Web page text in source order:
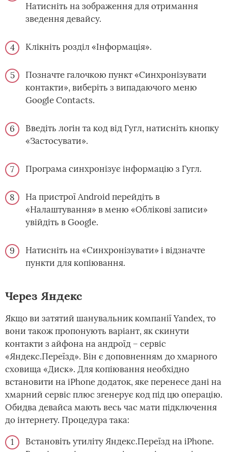
Натисніть на зображення для отримання
зведення девайсу.
Клікніть розділ «Інформація».
Позначте галочкою пункт «Синхронізувати
контакти», виберіть з випадаючого меню
Google Contacts.
Введіть логін та код від Гугл, натисніть кнопку
«Застосувати».
Програма синхронізує інформацію з Гугл.
На пристрої Android перейдіть в
«Налаштування» в меню «Облікові записи»
увійдіть в Google.
Натисніть на «Синхронізувати» і відзначте
пункти для копіювання.
Через Яндекс
Якщо ви затятий шанувальник компанії Yandex, то
вони також пропонують варіант, як скинути
контакти з айфона на андроїд – сервіс
«Яндекс.Переїзд». Він є доповненням до хмарного
сховища «Диск». Для копіювання необхідно
встановити на iPhone додаток, яке перенесе дані на
хмарний сервіс плюс згенерує код під цю операцію.
Обидва девайса мають весь час мати підключення
до інтернету. Процедура така:
Встановіть утиліту Яндекс.Переїзд на iPhone.